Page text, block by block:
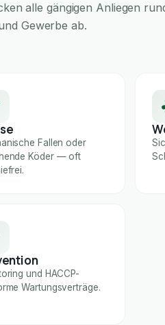
alle gängigen Anliegen
Gewerbe ab.
Fallen oder
Köder — oft
und HACCP-
Wartungsverträge.